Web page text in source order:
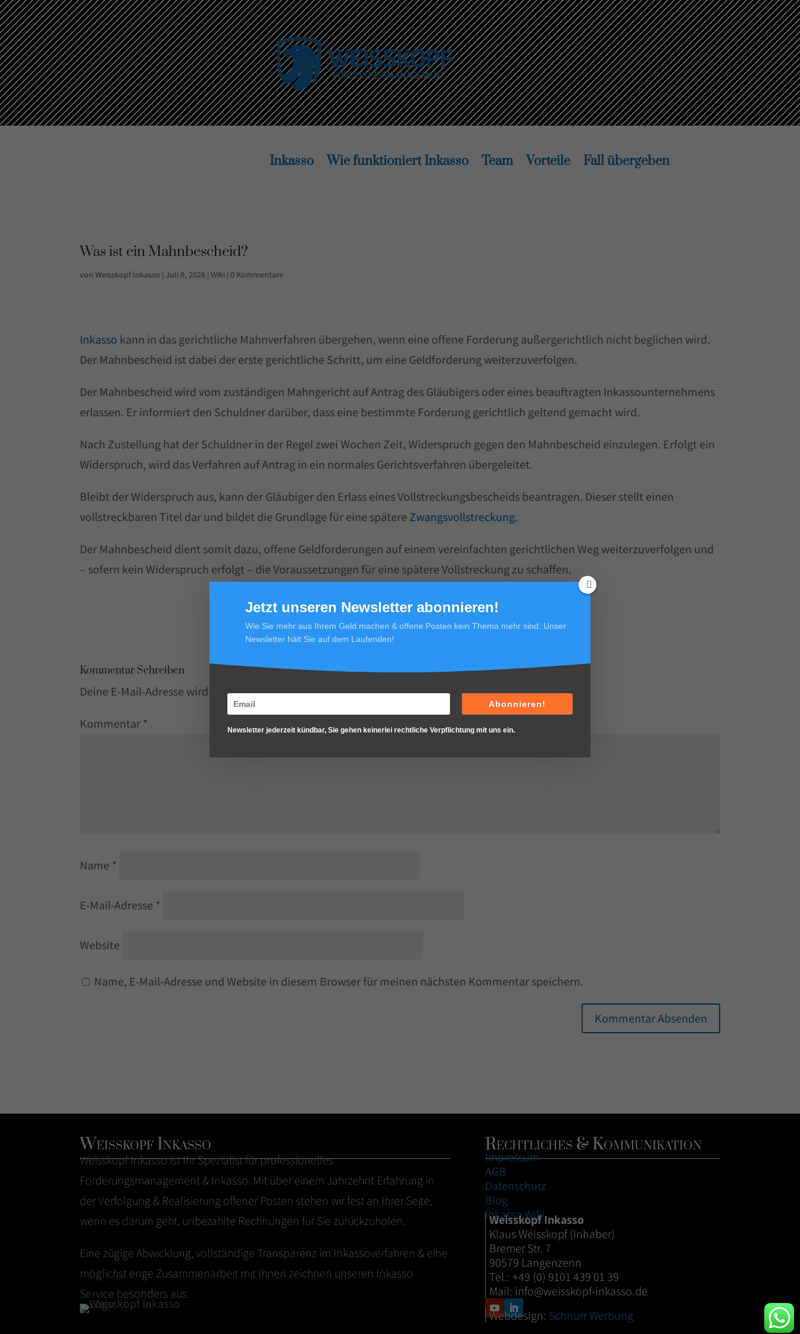
Inkasso Wie funktioniert Inkasso Team Vorteile Fall übergeben
Was ist ein Mahnbescheid?
vonWeisskopf Inkasso | Juli 8, 2026 |Wiki |0 Kommentare
Inkasso kann in das gerichtliche Mahnverfahren übergehen, wenn eine offene Forderung außergerichtlich nicht beglichen wird.
Der Mahnbescheid ist dabei der erste gerichtliche Schritt, um eine Geldforderung weiterzuverfolgen.
Der Mahnbescheid wird vom zuständigen Mahngericht auf Antrag des Gläubigers oder eines beauftragten Inkassounternehmens
erlassen. Er informiert den Schuldner darüber, dass eine bestimmte Forderung gerichtlich geltend gemacht wird.
Nach Zustellung hat der Schuldner in der Regel zwei Wochen Zeit, Widerspruch gegen den Mahnbescheid einzulegen. Erfolgt ein
Widerspruch, wird das Verfahren auf Antrag in ein normales Gerichtsverfahren übergeleitet.
Bleibt der Widerspruch aus, kann der Gläubiger den Erlass eines Vollstreckungsbescheids beantragen. Dieser stellt einen
vollstreckbaren Titel dar und bildet die Grundlage für eine spätere Zwangsvollstreckung.
Der Mahnbescheid dient somit dazu, offene Geldforderungen auf einem vereinfachten gerichtlichen Weg weiterzuverfolgen und
– sofern kein Widerspruch erfolgt – die Voraussetzungen für eine spätere Vollstreckung zu schaffen.
Kommentar Schreiben
Deine E-Mail-Adresse wird nicht veröffentlicht.Erforderliche Felder sind mit markiert
Kommentar*
Name *
E-Mail-Adresse *
Website
Name, E-Mail-Adresse und Website in diesem Browser für meinen nächsten Kommentar speichern.
Weisskopf Inkasso
WeisskopfInkassoist Ihr Spezialist für professionelles
Forderungsmanagement & Inkasso. Mit über einem Jahrzehnt Erfahrung in
der Verfolgung & Realisierung offener Posten stehen wir fest an Ihrer Seite,
wenn es darum geht, unbezahlte Rechnungen für Sie zurückzuholen.
Eine zügige Abwicklung, vollständige Transparenz im Inkassoverfahren & eine
möglichst enge Zusammenarbeit mit Ihnen zeichnen unseren Inkasso
Service besonders aus.
Rechtliches & Kommunikation
Impressum
AGB
Datenschutz
Blog
Inkasso Wiki
Weisskopf Inkasso
Klaus Weisskopf (Inhaber)
Bremer Str. 7
90579 Langenzenn
Tel.: +49 (0) 9101 439 01 39
Mail: info@weisskopf-inkasso.de
Webdesign: Schnurr Werbung
Jetzt unseren Newsletter abonnieren!
Wie Sie mehr aus Ihrem Geld machen & offene Posten kein Thema mehr sind: Unser
Newsletter hält Sie auf dem Laufenden!
Abonnieren!
Newsletter jederzeit kündbar, Sie gehen keinerlei rechtliche Verpflichtung mit uns ein.